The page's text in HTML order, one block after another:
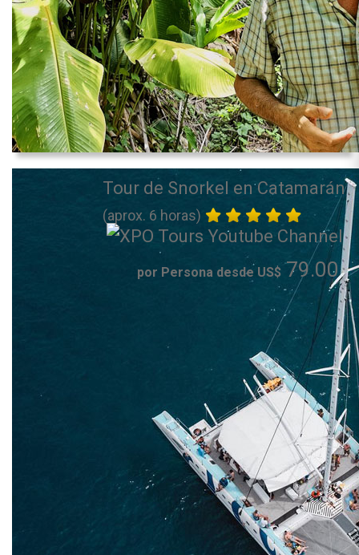
Tour de Snorkel en Catamarán
(aprox. 6 horas)
por Persona desde US$ 79.00